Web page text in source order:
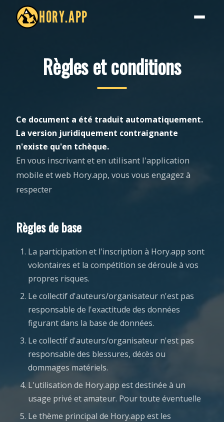
HORY.APP
Règles et conditions
Ce document a été traduit automatiquement.
La version juridiquement contraignante
n'existe qu'en tchèque.
En vous inscrivant et en utilisant l'application
mobile et web Hory.app, vous vous engagez à
respecter
Règles de base
La participation et l'inscription à Hory.app sont
volontaires et la compétition se déroule à vos
propres risques.
Le collectif d'auteurs/organisateur n'est pas
responsable de l'exactitude des données
figurant dans la base de données.
Le collectif d'auteurs/organisateur n'est pas
responsable des blessures, décès ou
dommages matériels.
L'utilisation de Hory.app est destinée à un
usage privé et amateur. Pour toute éventuelle
Le thème principal de Hory.app est les